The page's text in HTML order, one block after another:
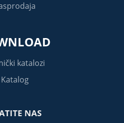
katalozi
Katalog
NAS